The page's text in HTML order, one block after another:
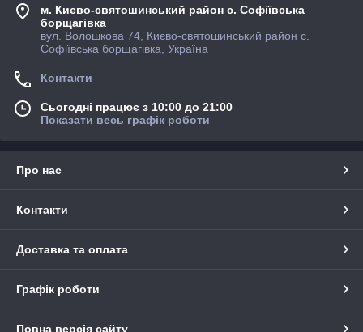
м. Києво-святошинський район с. Софіївська
борщагівка
вул. Волошкова 74, Києво-святошинський район с.
Софіївська борщагівка, Україна
Контакти
Сьогодні працює з 10:00 до 21:00
Показати весь графік роботи
Про нас
Контакти
Доставка та оплата
Графік роботи
Повна версія сайту